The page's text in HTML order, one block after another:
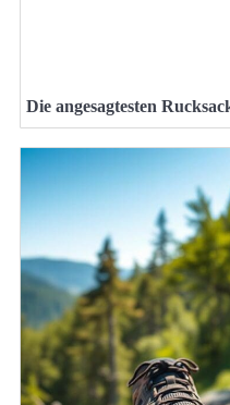
Die angesagtesten